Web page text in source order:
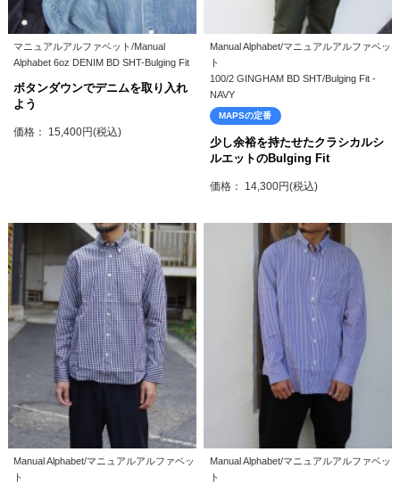
マニュアルアルファベット/Manual
Alphabet 6oz DENIM BD SHT-Bulging Fit
ボタンダウンでデニムを取り入れ
よう
価格： 15,400円(税込)
Manual Alphabet/マニュアルアルファベッ
ト
100/2 GINGHAM BD SHT/Bulging Fit -
NAVY
MAPSの定番
少し余裕を持たせたクラシカルシ
ルエットのBulging Fit
価格： 14,300円(税込)
Manual Alphabet/マニュアルアルファベッ
ト
Manual Alphabet/マニュアルアルファベッ
ト